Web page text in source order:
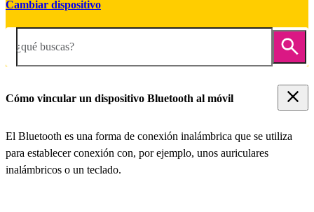
Cambiar dispositivo
¿qué buscas?
Cómo vincular un dispositivo Bluetooth al móvil
El Bluetooth es una forma de conexión inalámbrica que se utiliza
para establecer conexión con, por ejemplo, unos auriculares
inalámbricos o un teclado.